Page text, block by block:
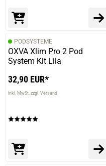
PODSYSTEME
OXVA Xlim Pro 2 Pod
System Kit Lila
32,90 EUR*
inkl. MwSt. zzgl. Versand